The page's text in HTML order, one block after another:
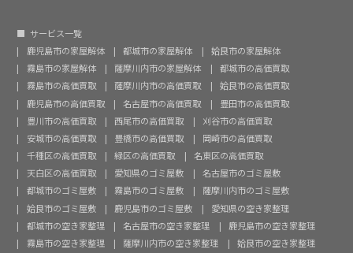
サービス一覧
鹿児島市の家屋解体
都城市の家屋解体
姶良市の家屋解体
霧島市の家屋解体
薩摩川内市の家屋解体
都城市の高価買取
霧島市の高価買取
薩摩川内市の高価買取
姶良市の高価買取
鹿児島市の高価買取
名古屋市の高価買取
豊田市の高価買取
豊川市の高価買取
西尾市の高価買取
刈谷市の高価買取
安城市の高価買取
豊橋市の高価買取
岡崎市の高価買取
千種区の高価買取
緑区の高価買取
名東区の高価買取
天白区の高価買取
愛知県のゴミ屋敷
名古屋市のゴミ屋敷
都城市のゴミ屋敷
霧島市のゴミ屋敷
薩摩川内市のゴミ屋敷
姶良市のゴミ屋敷
鹿児島市のゴミ屋敷
愛知県の空き家整理
都城市の空き家整理
名古屋市の空き家整理
鹿児島市の空き家整理
霧島市の空き家整理
薩摩川内市の空き家整理
姶良市の空き家整理